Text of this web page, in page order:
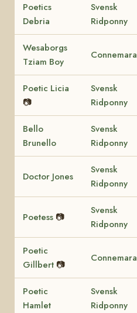
Poetics
Debria
Svensk
Ridponny
Wesaborgs
Tziam Boy
Connemara
Poetic Licia
📷
Svensk
Ridponny
Bello
Brunello
Svensk
Ridponny
Doctor Jones
Svensk
Ridponny
Poetess 📷
Svensk
Ridponny
Poetic
Gillbert 📷
Connemara
Poetic
Hamlet
Svensk
Ridponny